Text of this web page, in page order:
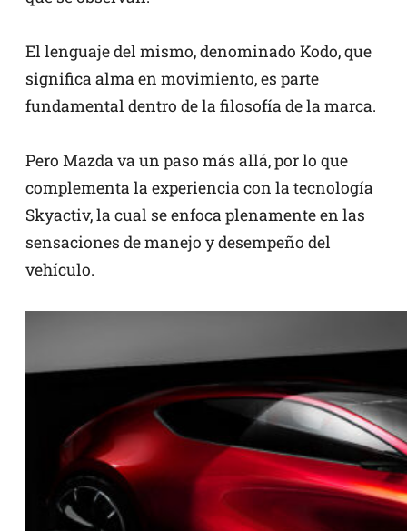
El lenguaje del mismo, denominado Kodo, que
significa alma en movimiento, es parte
fundamental dentro de la filosofía de la marca.
Pero Mazda va un paso más allá, por lo que
complementa la experiencia con la tecnología
Skyactiv, la cual se enfoca plenamente en las
sensaciones de manejo y desempeño del
vehículo.